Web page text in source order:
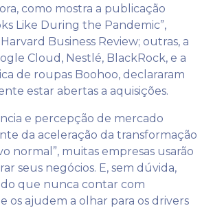
como mostra a publicação
Like During the Pandemic”,
Business Review; outras, a
Cloud, Nestlé, BlackRock, e a
de roupas Boohoo, declararam
estar abertas a aquisições.
e percepção de mercado
da aceleração da transformação
normal”, muitas empresas usarão
seus negócios. E, sem dúvida,
do que nunca contar com
os ajudem a olhar para os drivers